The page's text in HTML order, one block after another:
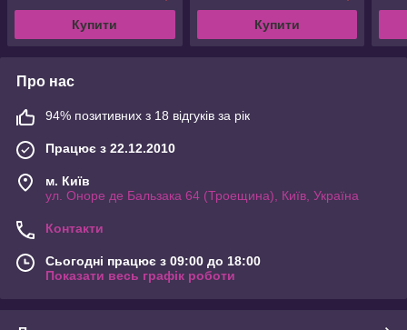
Купити Купити
Про нас
94% позитивних з 18 відгуків за рік
Працює з 22.12.2010
м. Київ
ул. Оноре де Бальзака 64 (Троещина), Київ, Україна
Контакти
Сьогодні працює з 09:00 до 18:00
Показати весь графік роботи